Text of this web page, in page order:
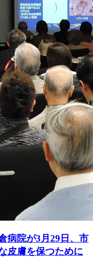
病院が3月29日、市
皮膚を保つために